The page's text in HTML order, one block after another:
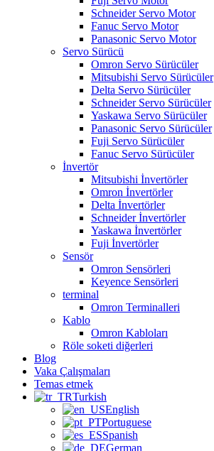
Schneider Servo Motor
Fanuc Servo Motor
Panasonic Servo Motor
Servo Sürücü
Omron Servo Sürücüler
Mitsubishi Servo Sürücüler
Delta Servo Sürücüler
Schneider Servo Sürücüler
Yaskawa Servo Sürücüler
Panasonic Servo Sürücüler
Fuji Servo Sürücüler
Fanuc Servo Sürücüler
İnvertör
Mitsubishi İnvertörler
Omron İnvertörler
Delta İnvertörler
Schneider İnvertörler
Yaskawa İnvertörler
Fuji İnvertörler
Sensör
Omron Sensörleri
Keyence Sensörleri
terminal
Omron Terminalleri
Kablo
Omron Kabloları
Röle soketi diğerleri
Blog
Vaka Çalışmaları
Temas etmek
Turkish
English
Portuguese
Spanish
German